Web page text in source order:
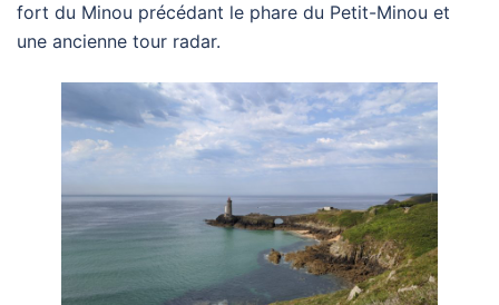
fort du Minou précédant le phare du Petit-Minou et
une ancienne tour radar.